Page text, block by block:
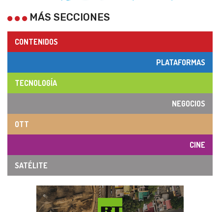
MÁS SECCIONES
CONTENIDOS
PLATAFORMAS
TECNOLOGÍA
NEGOCIOS
OTT
CINE
SATÉLITE